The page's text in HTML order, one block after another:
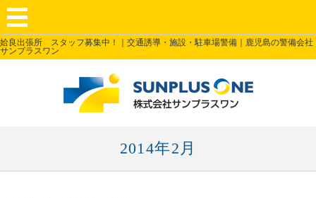
姶良出張所 スタッフ募集中！｜交通誘導・施設・駐車場警備｜鹿児島の警備会社
サンプラスワン
2014年2月